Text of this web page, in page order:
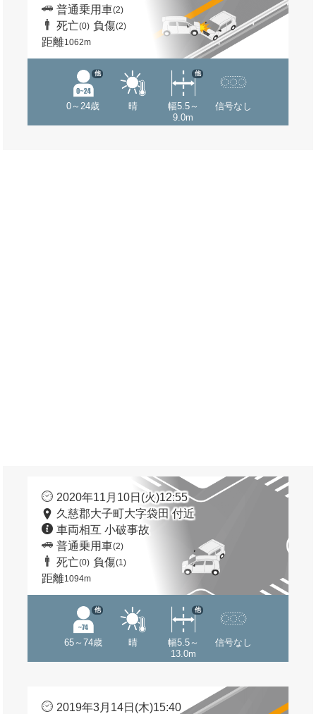
普通乗用車(2)
死亡(0) 負傷(2)
距離1062m
0～24歳
他
晴
幅5.5～
9.0m
他
信号なし
2020年11月10日(火)12:55
久慈郡大子町大字袋田 付近
車両相互 小破事故
普通乗用車(2)
死亡(0) 負傷(1)
距離1094m
65～74歳
他
晴
幅5.5～
13.0m
他
信号なし
2019年3月14日(木)15:40